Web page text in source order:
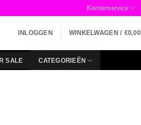
Klantenservice
INLOGGEN WINKELWAGEN / €0,00
SALE CATEGORIEËN